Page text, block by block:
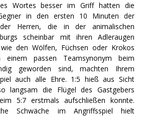
Wortes besser im Griff hatten die
in den ersten 10 Minuten der
Herren, die in der animalischen
scheinbar mit ihren Adleraugen
den Wölfen, Füchsen oder Krokos
passen Teamsynonym beim
geworden sind, machten Ihrem
auch alle Ehre. 1:5 hieß aus Sicht
langsam die Flügel des Gastgebers
5:7 erstmals aufschließen konnte.
Schwäche im Angriffsspiel hielt